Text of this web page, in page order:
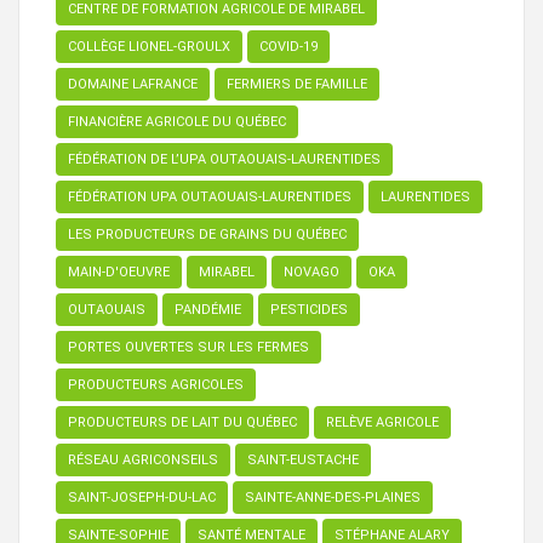
CENTRE DE FORMATION AGRICOLE DE MIRABEL
COLLÈGE LIONEL-GROULX COVID-19
DOMAINE LAFRANCE FERMIERS DE FAMILLE
FINANCIÈRE AGRICOLE DU QUÉBEC
FÉDÉRATION DE L’UPA OUTAOUAIS-LAURENTIDES
FÉDÉRATION UPA OUTAOUAIS-LAURENTIDES LAURENTIDES
LES PRODUCTEURS DE GRAINS DU QUÉBEC
MAIN-D'OEUVRE MIRABEL NOVAGO OKA
OUTAOUAIS PANDÉMIE PESTICIDES
PORTES OUVERTES SUR LES FERMES
PRODUCTEURS AGRICOLES
PRODUCTEURS DE LAIT DU QUÉBEC RELÈVE AGRICOLE
RÉSEAU AGRICONSEILS SAINT-EUSTACHE
SAINT-JOSEPH-DU-LAC SAINTE-ANNE-DES-PLAINES
SAINTE-SOPHIE SANTÉ MENTALE STÉPHANE ALARY